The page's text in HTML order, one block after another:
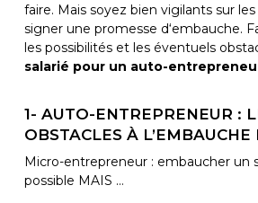
faire. Mais soyez bien vigilants sur
signer une promesse d‘embauche.
les possibilités et les éventuels
salarié pour un auto-
1- AUTO-ENTREPRENEUR :
OBSTACLES À L’EMBAUCHE
Micro-entrepreneur : embaucher un
possible MAIS …